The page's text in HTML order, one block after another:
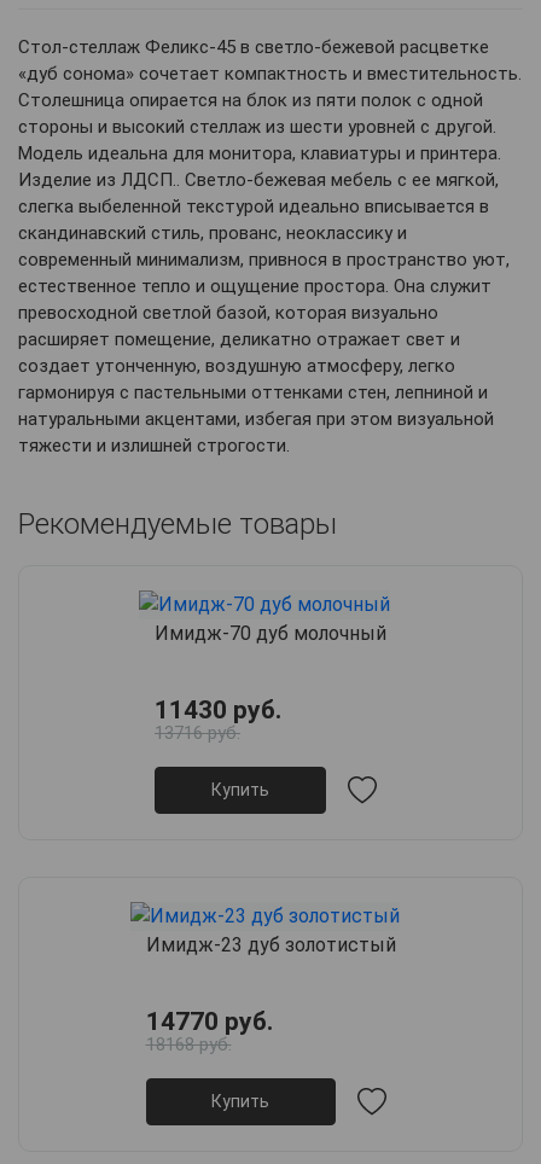
Стол-стеллаж Феликс-45 в светло-бежевой расцветке
«дуб сонома» сочетает компактность и вместительность.
Столешница опирается на блок из пяти полок с одной
стороны и высокий стеллаж из шести уровней с другой.
Модель идеальна для монитора, клавиатуры и принтера.
Изделие из ЛДСП.. Светло-бежевая мебель с ее мягкой,
слегка выбеленной текстурой идеально вписывается в
скандинавский стиль, прованс, неоклассику и
современный минимализм, привнося в пространство уют,
естественное тепло и ощущение простора. Она служит
превосходной светлой базой, которая визуально
расширяет помещение, деликатно отражает свет и
создает утонченную, воздушную атмосферу, легко
гармонируя с пастельными оттенками стен, лепниной и
натуральными акцентами, избегая при этом визуальной
тяжести и излишней строгости.
Рекомендуемые товары
Имидж-70 дуб молочный
11430 руб.
13716 руб.
Купить
Имидж-23 дуб золотистый
14770 руб.
18168 руб.
Купить